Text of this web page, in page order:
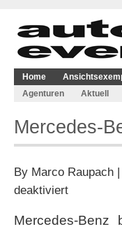
Home
Agenturen
Aktuell
Mercedes-
By Marco Raupach
deaktiviertfür
setzt
Mercedes-